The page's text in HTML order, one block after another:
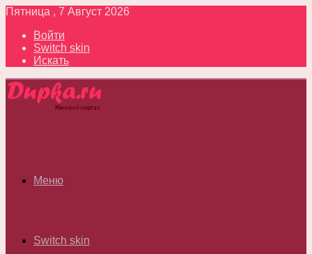
Пятница , 7 Август 2026
Войти
Switch skin
Искать
Меню
Switch skin